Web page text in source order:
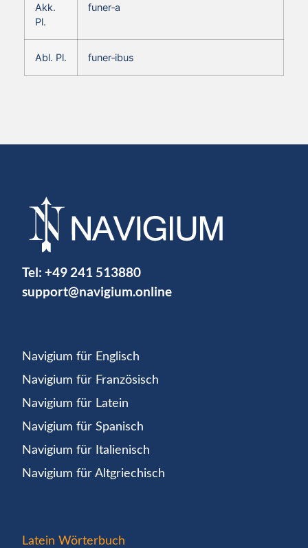
Akk.
Pl.
funer‑a
Abl. Pl. funer‑ibus
Tel: +49 241 513880
support@navigium.online
Navigium für Englisch
Navigium für Französisch
Navigium für Latein
Navigium für Spanisch
Navigium für Italienisch
Navigium für Altgriechisch
Latein Wörterbuch